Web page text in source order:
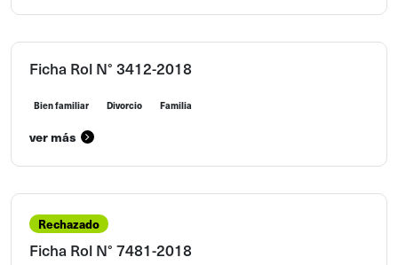
Ficha Rol N° 3412-2018
Bien familiar Divorcio Familia
ver más
Rechazado
Ficha Rol N° 7481-2018